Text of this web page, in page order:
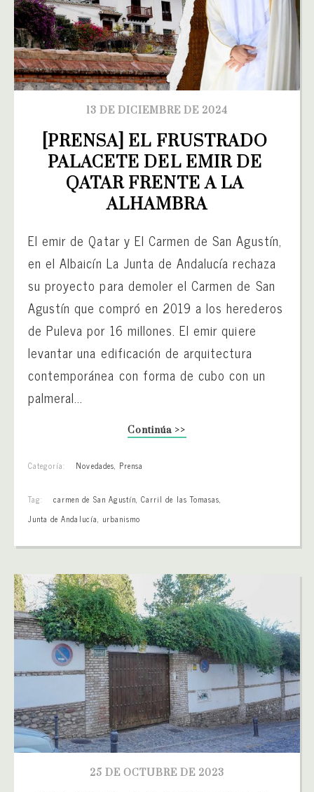
13 DE DICIEMBRE DE 2024
[PRENSA] EL FRUSTRADO
PALACETE DEL EMIR DE
QATAR FRENTE A LA
ALHAMBRA
El emir de Qatar y El Carmen de San Agustín,
en el Albaicín La Junta de Andalucía rechaza
su proyecto para demoler el Carmen de San
Agustín que compró en 2019 a los herederos
de Puleva por 16 millones. El emir quiere
levantar una edificación de arquitectura
contemporánea con forma de cubo con un
palmeral...
Continúa >>
Categoría: Novedades, Prensa
Tag: carmen de San Agustín,Carril de las Tomasas,
Junta de Andalucía, urbanismo
25 DE OCTUBRE DE 2023